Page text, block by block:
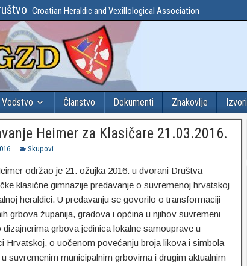
Croatian Heraldic and Vexillological Association
Vodstvo Članstvo Dokumenti Znakovlje Izvori
Heimer za Klasičare 21.03.2016.
Skupovi
održao je 21. ožujka 2016. u dvorani Društva
klasične gimnazije predavanje o suvremenoj hrvatskoj
heraldici. U predavanju se govorilo o transformaciji
grbova županija, gradova i općina u njihov suvremeni
dizajnerima grbova jedinica lokalne samouprave u
Hrvatskoj, o uočenom povećanju broja likova i simbola
suvremenim municipalnim grbovima i drugim aktualnim